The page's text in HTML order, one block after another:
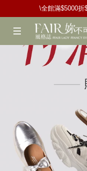
\全館滿$5000折